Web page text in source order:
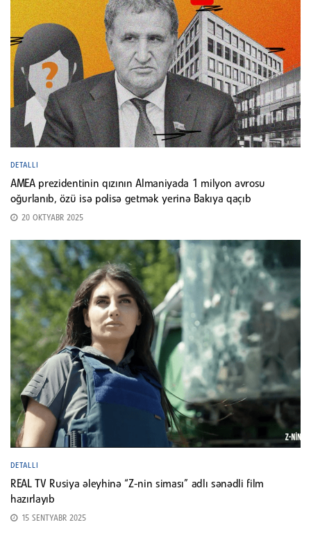
DETALLI
AMEA prezidentinin qızının Almaniyada 1 milyon avrosu
oğurlanıb, özü isə polisə getmək yerinə Bakıya qaçıb
20 OKTYABR 2025
DETALLI
REAL TV Rusiya əleyhinə “Z-nin siması” adlı sənədli film
hazırlayıb
15 SENTYABR 2025